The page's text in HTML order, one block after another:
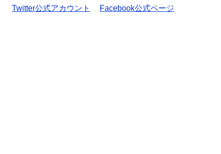
Twitter公式アカウント
Facebook公式ページ